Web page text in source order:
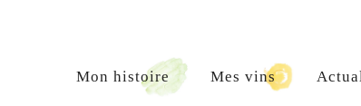
Mon histoire Mes vins